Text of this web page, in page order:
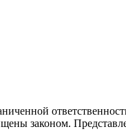
законом.